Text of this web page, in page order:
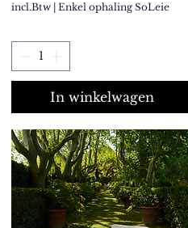
incl.Btw | Enkel ophaling SoLeie
In winkelwagen